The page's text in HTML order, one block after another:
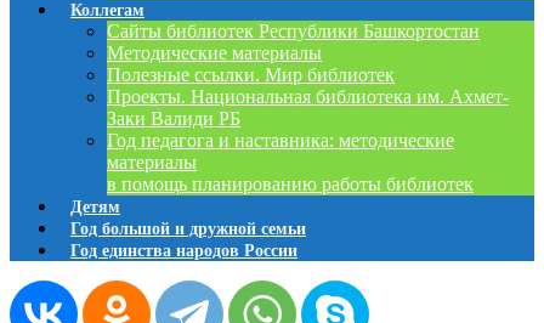
Коллегам
Сайты библиотек Республики Башкортостан
Методические материалы
Полезные ссылки. Мир библиотек
Проекты. Национальная библиотека им. Ахмет-
Заки Валиди РБ
Год педагога и наставника: методические
материалы
в помощь планированию работы библиотек
Детям
Год большой и дружной семьи
Год единства народов России